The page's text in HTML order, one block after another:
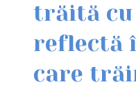
trăită cu
reflectă
care